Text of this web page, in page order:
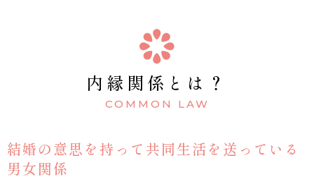
内縁関係とは？
COMMON LAW
結婚の意思を持って共同生活を送っている
男女関係